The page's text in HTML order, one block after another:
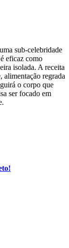
sub-celebridade
eficaz como
isolada. A receita
alimentação regrada
o corpo que
ser focado em